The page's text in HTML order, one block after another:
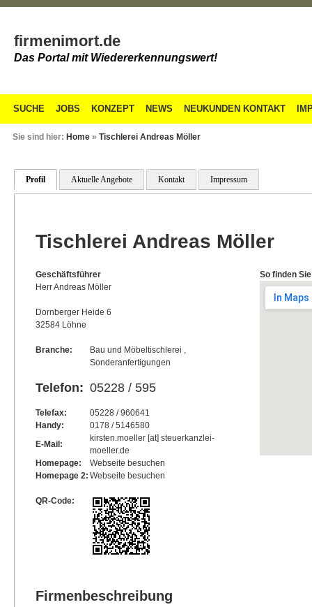
firmenimort.de
Das Portal mit Wiedererkennungswert!
SUCHE JOBS KONZEPT NEWS NEUKUNDEN KONTAKT
Sie sind hier: Home » Tischlerei Andreas Möller
Profil Aktuelle Angebote Kontakt Impressum
Tischlerei Andreas Möller
Geschäftsführer
Herr Andreas Möller
Dornberger Heide 6
32584 Löhne
Branche:
Bau und Möbeltischlerei ,
Sonderanfertigungen
Telefon: 05228 / 595
Telefax:
05228 / 960641
Handy:
0178 / 5146580
E-Mail:
kirsten.moeller [at] steuerkanzlei-
moeller.de
Homepage:
Webseite besuchen
Homepage 2: Webseite besuchen
QR-Code:
So finden
Firmenbeschreibung